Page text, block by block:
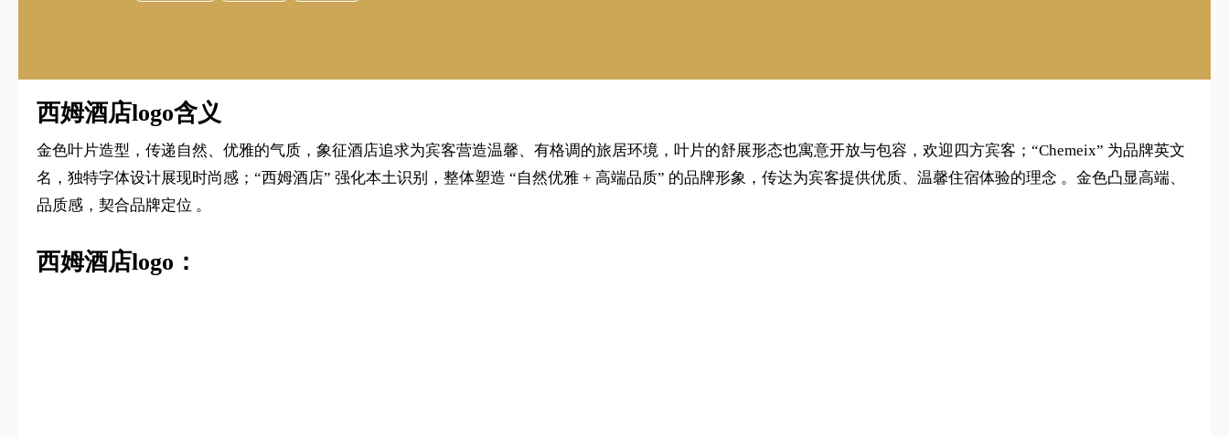
西姆酒店logo含义
金色叶片造型，传递自然、优雅的气质，象征酒店追求为宾客营造温馨、有格调的旅居环境，叶片的舒展形态也寓意开放与包容，欢迎四方宾客；“Chemeix” 为品牌英文
名，独特字体设计展现时尚感；“西姆酒店” 强化本土识别，整体塑造 “自然优雅 + 高端品质” 的品牌形象，传达为宾客提供优质、温馨住宿体验的理念 。金色凸显高端、
品质感，契合品牌定位 。
西姆酒店logo：